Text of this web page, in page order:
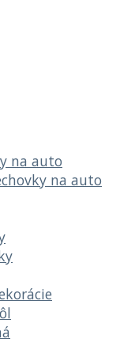
na auto
na auto